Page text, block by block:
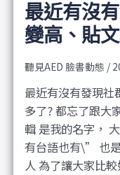
最近有沒
變高、貼
聽見AED 臉書動態 /
最近有沒有發現社
多了? 都忘了跟大
輯 是我的名字，
有台語也有\” 也
人 為了讓大家比